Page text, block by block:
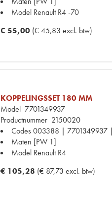
Model Renault R4 -70
€ 55,00 (€ 45,83 excl. btw)
KOPPELINGSSET 180 MM
Model 7701349937
Productnummer 2150020
Codes003388 | 7701349937
Maten [PW 1]
Model Renault R4
€ 105,28 (€ 87,73 excl. btw)